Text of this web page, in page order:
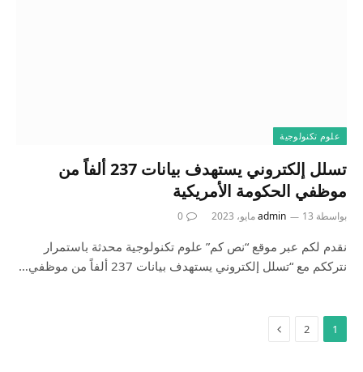
علوم تكنولوجية
تسلل إلكتروني يستهدف بيانات 237 ألفاً من
موظفي الحكومة الأمريكية
بواسطة admin 13 مايو، 2023 0
نقدم لكم عبر موقع “نص كم” علوم تكنولوجية محدثة باستمرار
نترككم مع “تسلل إلكتروني يستهدف بيانات 237 ألفاً من موظفي…
1
2